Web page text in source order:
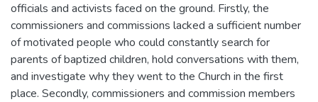
officials and activists faced on the ground. Firstly, the
commissioners and commissions lacked a sufficient number
of motivated people who could constantly search for
parents of baptized children, hold conversations with them,
and investigate why they went to the Church in the first
place. Secondly, commissioners and commission members